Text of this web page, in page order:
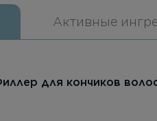
Активные
для кончиков